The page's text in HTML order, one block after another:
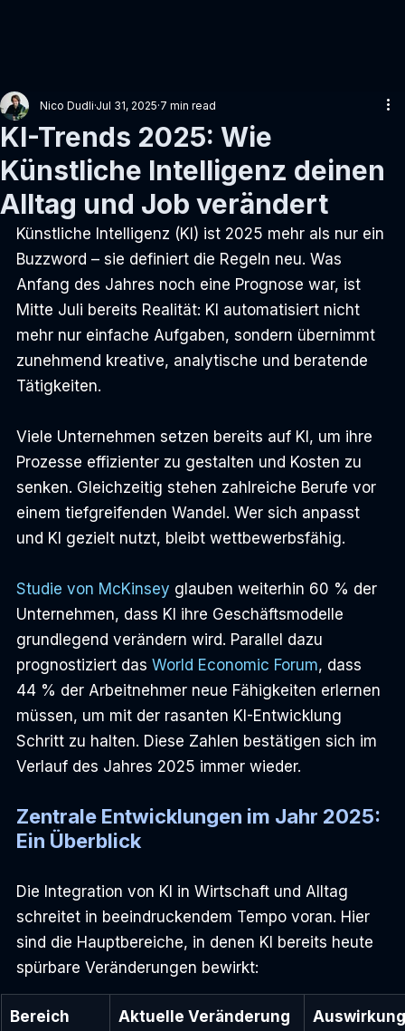
KI-Trends 2025: Wie
Künstliche Intelligenz deinen
Alltag und Job verändert
Nico Dudli Jul 31, 2025 7 min read
Künstliche Intelligenz (KI) ist 2025 mehr als nur ein
Buzzword – sie definiert die Regeln neu. Was
Anfang des Jahres noch eine Prognose war, ist
Mitte Juli bereits Realität: KI automatisiert nicht
mehr nur einfache Aufgaben, sondern übernimmt
zunehmend kreative, analytische und beratende
Tätigkeiten.
Viele Unternehmen setzen bereits auf KI, um ihre
Prozesse effizienter zu gestalten und Kosten zu
senken. Gleichzeitig stehen zahlreiche Berufe vor
einem tiefgreifenden Wandel. Wer sich anpasst
und KI gezielt nutzt, bleibt wettbewerbsfähig.
Studie von McKinsey glauben weiterhin 60 % der
Unternehmen, dass KI ihre Geschäftsmodelle
grundlegend verändern wird. Parallel dazu
prognostiziert das World Economic Forum, dass
44 % der Arbeitnehmer neue Fähigkeiten erlernen
müssen, um mit der rasanten KI-Entwicklung
Schritt zu halten. Diese Zahlen bestätigen sich im
Verlauf des Jahres 2025 immer wieder.
Zentrale Entwicklungen im Jahr 2025:
Ein Überblick
Die Integration von KI in Wirtschaft und Alltag
schreitet in beeindruckendem Tempo voran. Hier
sind die Hauptbereiche, in denen KI bereits heute
spürbare Veränderungen bewirkt:
Bereich
Aktuelle Veränderung